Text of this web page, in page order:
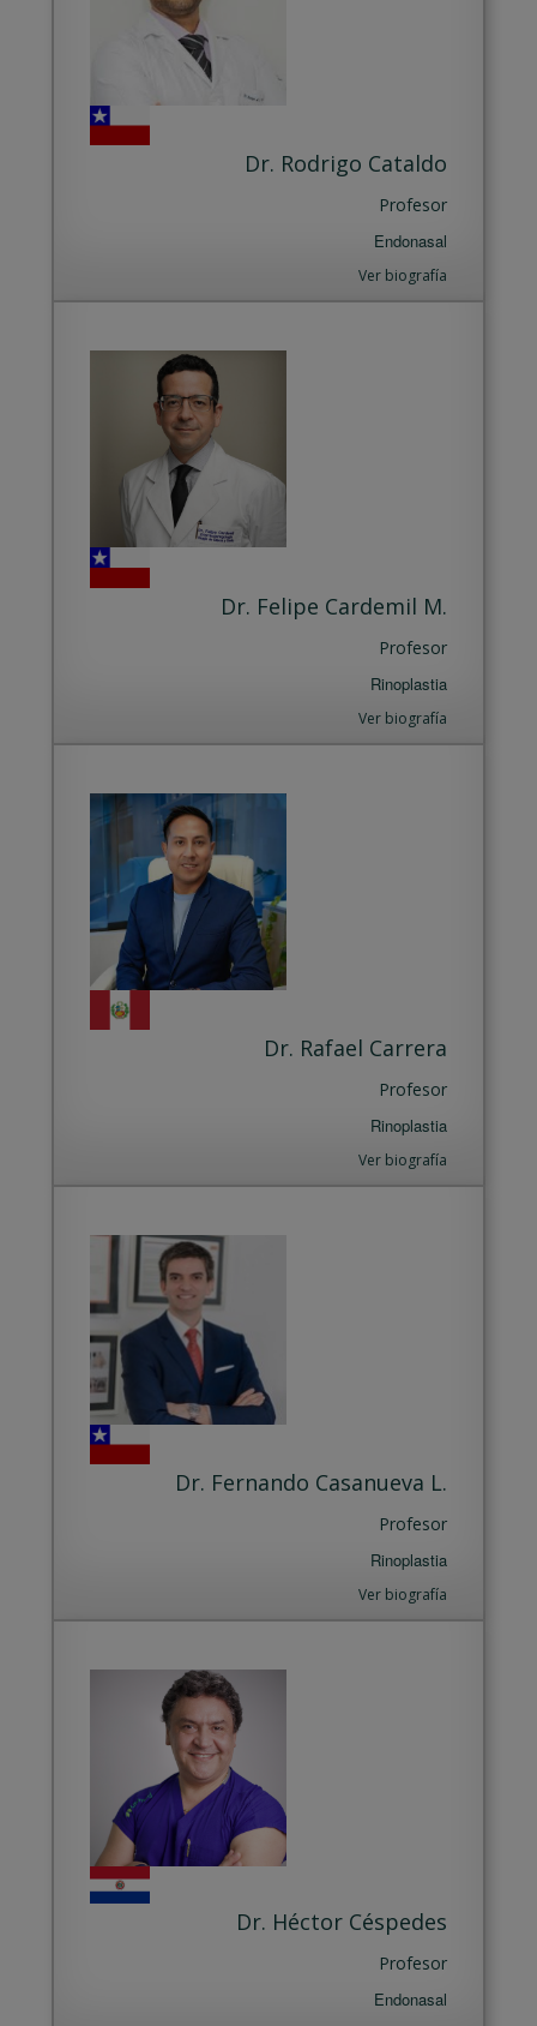
Dr. Rodrigo Cataldo
Profesor
Endonasal
Ver biografía
Dr. Felipe Cardemil M.
Profesor
Rinoplastia
Ver biografía
Dr. Rafael Carrera
Profesor
Rinoplastia
Ver biografía
Dr. Fernando Casanueva L.
Profesor
Rinoplastia
Ver biografía
Dr. Héctor Céspedes
Profesor
Endonasal